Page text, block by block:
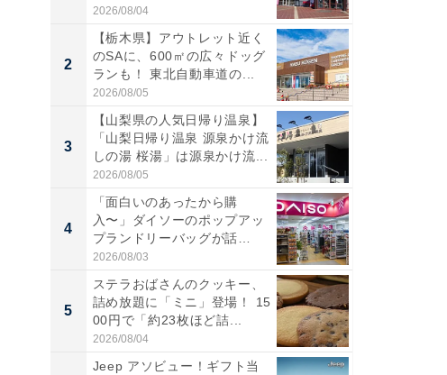
道...
2026/08/04
2
【栃木県】アウトレット近く
のSAに、600㎡の広々ドッグ
ランも！ 東北自動車道の...
2026/08/05
3
【山梨県の人気日帰り温泉】
「山梨日帰り温泉 源泉かけ流
しの湯 桜湯」は源泉かけ流...
2026/08/05
4
「面白いのあったから購
入〜」ダイソーのポップアッ
プランドリーバッグが話
題。“さま...
2026/08/03
5
ステラおばさんのクッキー、
詰め放題に「ミニ」登場！ 15
00円で「約23枚ほど詰...
2026/08/04
Jeep アソビュー！ギフト当